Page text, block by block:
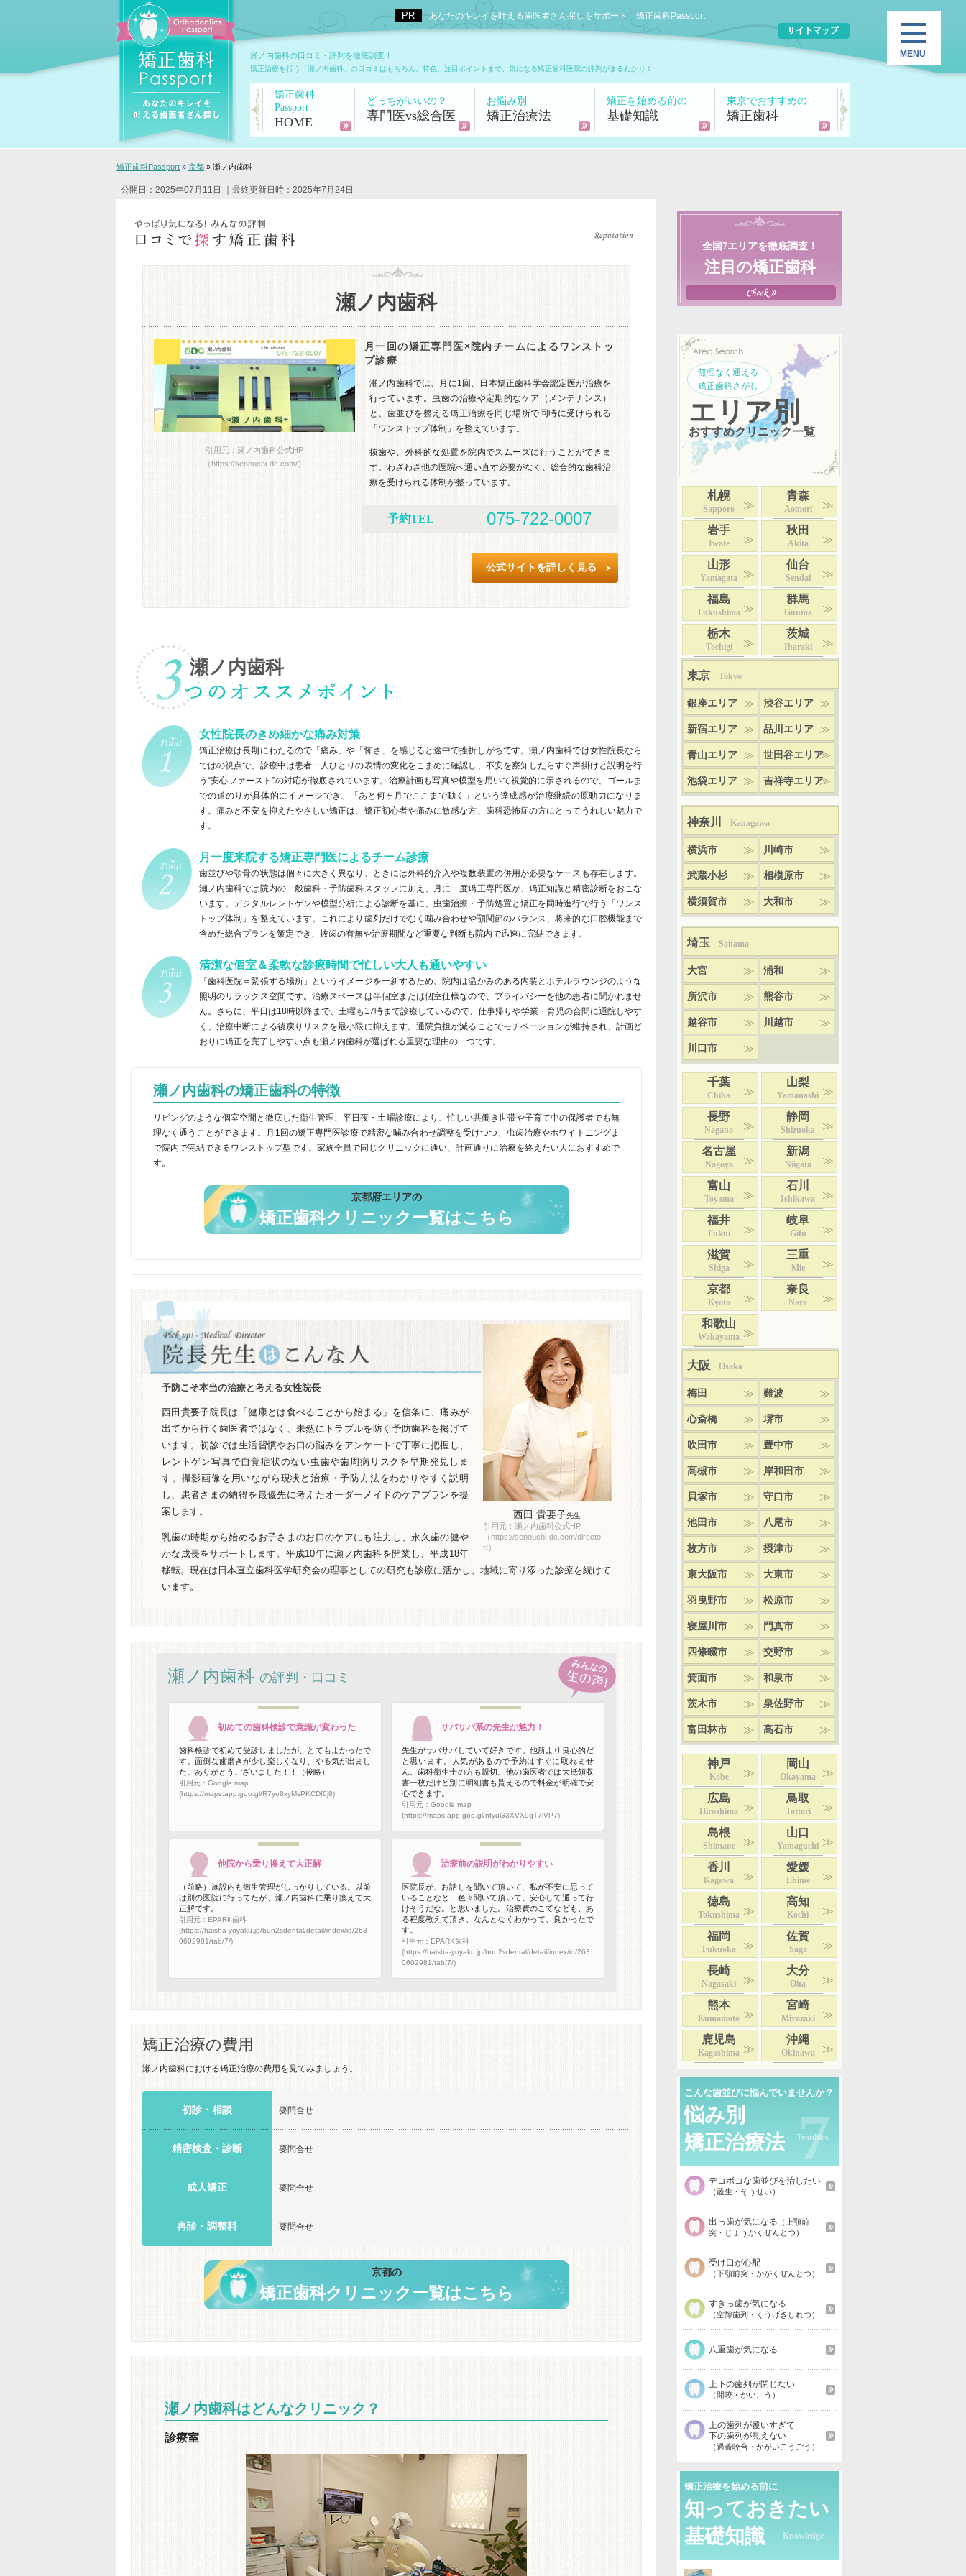
あなたのキレイを叶える歯医者さん探しをサポート 矯正歯科Passport
瀬ノ内歯科の口コミ・評判を徹底調査！
矯正治療を行う「瀬ノ内歯科」の口コミはもちろん、特色、注目ポイントまで、気になる矯正歯科医院の評判がまるわかり！
矯正歯科
Passport
HOME
どっちがいいの？
専門医vs総合医
お悩み別
矯正治療法
矯正を始める前の
基礎知識
東京でおすすめの
矯正歯科
矯正歯科Passport » 京都 » 瀬ノ内歯科
公開日：2025年07月11日 ｜最終更新日時：2025年7月24日
瀬ノ内歯科
引用元：瀬ノ内歯科公式HP
（https://senouchi-dc.com/）
月一回の矯正専門医×院内チームによるワンストッ
プ診療
瀬ノ内歯科では、月に1回、日本矯正歯科学会認定医が治療を
行っています。虫歯の治療や定期的なケア（メンテナンス）
と、歯並びを整える矯正治療を同じ場所で同時に受けられる
「ワンストップ体制」を整えています。
抜歯や、外科的な処置を院内でスムーズに行うことができま
す。わざわざ他の医院へ通い直す必要がなく、総合的な歯科治
療を受けられる体制が整っています。
予約TEL 075-722-0007
公式サイトを詳しく見る
瀬ノ内歯科
女性院長のきめ細かな痛み対策
矯正治療は長期にわたるので「痛み」や「怖さ」を感じると途中で挫折しがちです。瀬ノ内歯科では女性院長なら
ではの視点で、診療中は患者一人ひとりの表情の変化をこまめに確認し、不安を察知したらすぐ声掛けと説明を行
う“安心ファースト”の対応が徹底されています。治療計画も写真や模型を用いて視覚的に示されるので、ゴールま
での道のりが具体的にイメージでき、「あと何ヶ月でここまで動く」という達成感が治療継続の原動力になりま
す。痛みと不安を抑えたやさしい矯正は、矯正初心者や痛みに敏感な方、歯科恐怖症の方にとってうれしい魅力で
す。
月一度来院する矯正専門医によるチーム診療
歯並びや顎骨の状態は個々に大きく異なり、ときには外科的介入や複数装置の併用が必要なケースも存在します。
瀬ノ内歯科では院内の一般歯科・予防歯科スタッフに加え、月に一度矯正専門医が、矯正知識と精密診断をおこな
います。デジタルレントゲンや模型分析による診断を基に、虫歯治療・予防処置と矯正を同時進行で行う「ワンス
トップ体制」を整えています。これにより歯列だけでなく噛み合わせや顎関節のバランス、将来的な口腔機能まで
含めた総合プランを策定でき、抜歯の有無や治療期間など重要な判断も院内で迅速に完結できます。
清潔な個室＆柔軟な診療時間で忙しい大人も通いやすい
「歯科医院＝緊張する場所」というイメージを一新するため、院内は温かみのある内装とホテルラウンジのような
照明のリラックス空間です。治療スペースは半個室または個室仕様なので、プライバシーを他の患者に聞かれませ
ん。さらに、平日は18時以降まで、土曜も17時まで診療しているので、仕事帰りや学業・育児の合間に通院しやす
く、治療中断による後戻りリスクを最小限に抑えます。通院負担が減ることでモチベーションが維持され、計画ど
おりに矯正を完了しやすい点も瀬ノ内歯科が選ばれる重要な理由の一つです。
瀬ノ内歯科の矯正歯科の特徴
リビングのような個室空間と徹底した衛生管理、平日夜・土曜診療により、忙しい共働き世帯や子育て中の保護者でも無
理なく通うことができます。月1回の矯正専門医診療で精密な噛み合わせ調整を受けつつ、虫歯治療やホワイトニングま
で院内で完結できるワンストップ型です。家族全員で同じクリニックに通い、計画通りに治療を終えたい人におすすめで
す。
京都府エリアの
矯正歯科クリニック一覧はこちら
西田 貴要子先生
引用元：瀬ノ内歯科公式HP
（https://senouchi-dc.com/directo
r/）
予防こそ本当の治療と考える女性院長
西田貴要子院長は「健康とは食べることから始まる」を信条に、痛みが
出てから行く歯医者ではなく、未然にトラブルを防ぐ予防歯科を掲げて
います。初診では生活習慣やお口の悩みをアンケートで丁寧に把握し、
レントゲン写真で自覚症状のない虫歯や歯周病リスクを早期発見しま
す。撮影画像を用いながら現状と治療・予防方法をわかりやすく説明
し、患者さまの納得を最優先に考えたオーダーメイドのケアプランを提
案します。
乳歯の時期から始めるお子さまのお口のケアにも注力し、永久歯の健や
かな成長をサポートします。平成10年に瀬ノ内歯科を開業し、平成18年
移転。現在は日本直立歯科医学研究会の理事としての研究も診療に活かし、地域に寄り添った診療を続けて
います。
瀬ノ内歯科 の評判・口コミ
初めての歯科検診で意識が変わった
歯科検診で初めて受診しましたが、とてもよかったで
す。面倒な歯磨きが少し楽しくなり、やる気が出まし
た。ありがとうございました！！（後略）
引用元：Google map
(https://maps.app.goo.gl/R7yo8xyMsPKCDf6j8)
サバサバ系の先生が魅力！
先生がサバサバしていて好きです。他所より良心的だ
と思います。人気があるので予約はすぐに取れませ
ん。歯科衛生士の方も親切。他の歯医者では大抵領収
書一枚だけど別に明細書も貰えるので料金が明確で安
心できます。
引用元：Google map
(https://maps.app.goo.gl/nfyuG3XVX9qT7iVP7)
他院から乗り換えて大正解
（前略）施設内も衛生管理がしっかりしている。以前
は別の医院に行ってたが、瀬ノ内歯科に乗り換えて大
正解です。
引用元：EPARK歯科
(https://haisha-yoyaku.jp/bun2sdental/detail/index/id/263
0602981/tab/7/)
治療前の説明がわかりやすい
医院長が、お話しを聞いて頂いて、私が不安に思って
いることなど、色々聞いて頂いて、安心して通って行
けそうだな。と思いました。治療費のこてなども、あ
る程度教えて頂き、なんとなくわかって、良かったで
す。
引用元：EPARK歯科
(https://haisha-yoyaku.jp/bun2sdental/detail/index/id/263
0602981/tab/7/)
矯正治療の費用
瀬ノ内歯科における矯正治療の費用を見てみましょう。
初診・相談 要問合せ
精密検査・診断 要問合せ
成人矯正 要問合せ
再診・調整料 要問合せ
京都の
矯正歯科クリニック一覧はこちら
瀬ノ内歯科はどんなクリニック？
診療室
全国7エリアを徹底調査！
注目の矯正歯科
無理なく通える
矯正歯科さがし
エリア別
おすすめクリニック一覧
札幌
Sapporo
青森
Aomori
岩手
Iwate
秋田
Akita
山形
Yamagata
仙台
Sendai
福島
Fukushima
群馬
Gunma
栃木
Tochigi
茨城
Ibaraki
東京 Tokyo
銀座エリア 渋谷エリア
新宿エリア 品川エリア
青山エリア 世田谷エリア
池袋エリア 吉祥寺エリア
神奈川 Kanagawa
横浜市 川崎市
武蔵小杉 相模原市
横須賀市 大和市
埼玉 Saitama
大宮 浦和
所沢市 熊谷市
越谷市 川越市
川口市
千葉
Chiba
山梨
Yamanashi
長野
Nagano
静岡
Shizuoka
名古屋
Nagoya
新潟
Niigata
富山
Toyama
石川
Ishikawa
福井
Fukui
岐阜
Gifu
滋賀
Shiga
三重
Mie
京都
Kyoto
奈良
Nara
和歌山
Wakayama
大阪 Osaka
梅田 難波
心斎橋 堺市
吹田市 豊中市
高槻市 岸和田市
貝塚市 守口市
池田市 八尾市
枚方市 摂津市
東大阪市 大東市
羽曳野市 松原市
寝屋川市 門真市
四條畷市 交野市
箕面市 和泉市
茨木市 泉佐野市
富田林市 高石市
神戸
Kobe
岡山
Okayama
広島
Hiroshima
鳥取
Tottori
島根
Shimane
山口
Yamaguchi
香川
Kagawa
愛媛
Ehime
徳島
Tokushima
高知
Kochi
福岡
Fukuoka
佐賀
Saga
長崎
Nagasaki
大分
Oita
熊本
Kumamoto
宮崎
Miyazaki
鹿児島
Kagoshima
沖縄
Okinawa
こんな歯並びに悩んでいませんか？
悩み別
矯正治療法 7
デコボコな歯並びを治したい
（叢生・そうせい）
出っ歯が気になる （上顎前
突・じょうがくぜんとつ）
受け口が心配
（下顎前突・かがくぜんとつ）
すきっ歯が気になる
（空隙歯列・くうげきしれつ）
八重歯が気になる
上下の歯列が閉じない
（開咬・かいこう）
上の歯列が覆いすぎて
下の歯列が見えない
（過蓋咬合・かがいこうごう）
矯正治療を始める前に
知っておきたい
基礎知識